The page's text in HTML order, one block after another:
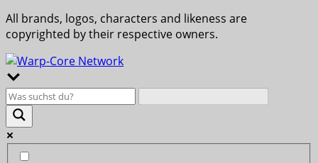
All brands, logos, characters and likeness are
copyrighted by their respective owners.